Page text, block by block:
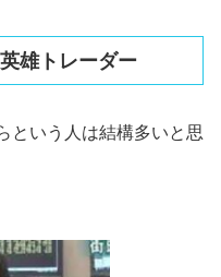
雄トレーダー
という人は結構多いと思